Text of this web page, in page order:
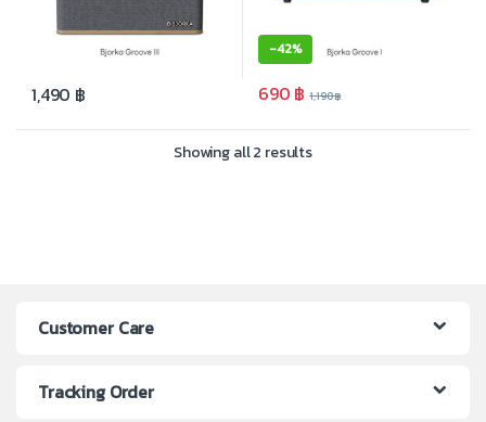
1,490 ฿
-42%
690 ฿ 1,190฿
Showing all 2 results
Customer Care
Tracking Order